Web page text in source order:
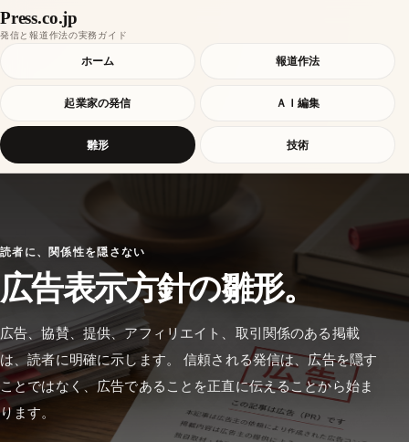
Press.co.jp
発信と報道作法の実務ガイド
ホーム 報道作法
起業家の発信 ＡＩ編集
雛形 技術
読者に、関係性を隠さない
広告表示方針の雛形。
広告、協賛、提供、アフィリエイト、取引関係のある掲載
は、読者に明確に示します。 信頼される発信は、広告を隠す
ことではなく、広告であることを正直に伝えることから始ま
ります。